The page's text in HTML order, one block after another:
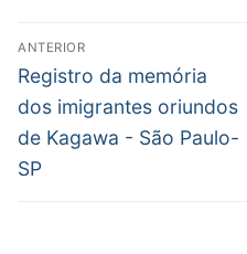
Navegação
de
Post
ANTERIOR
Post
anterior:
Registro da memória
dos imigrantes oriundos
de Kagawa - São Paulo-
SP